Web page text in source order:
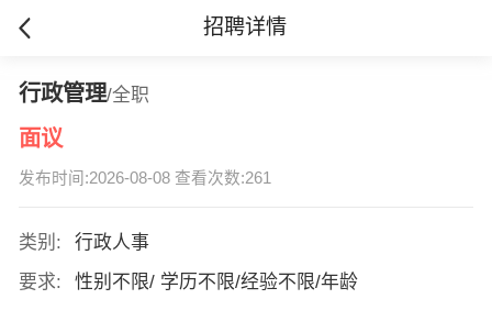
招聘详情
行政管理/全职
面议
发布时间:2026-08-08 查看次数:261
类别:
行政人事
要求:
性别不限/ 学历不限/经验不限/年龄